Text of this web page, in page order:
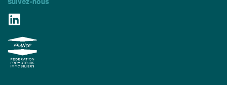
Suivez-nous